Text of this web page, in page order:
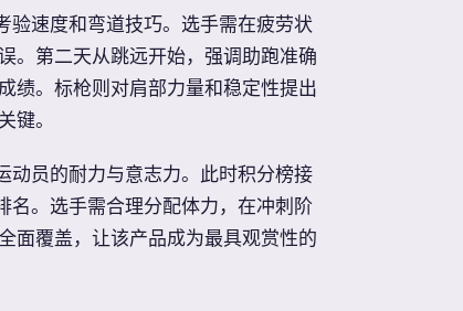
验速度和弯道技巧。选手需在疲劳状
。第二天从跳远开始，强调助跑准确
绩。标枪则对肩部力量和稳定性提出
键。
动员的耐力与意志力。此时积分榜接
名。选手需合理分配体力，在冲刺阶
面覆盖，让该产品成为最具观赏性的